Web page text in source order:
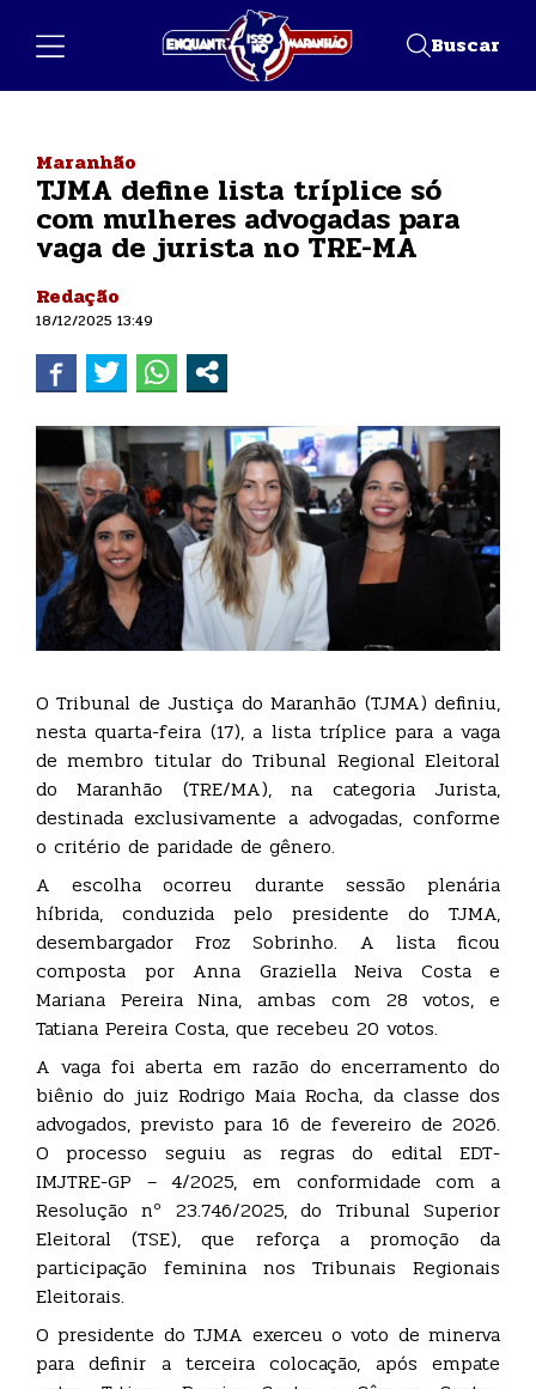
Buscar
Maranhão
TJMA define lista tríplice só
com mulheres advogadas para
vaga de jurista no TRE-MA
Redação
18/12/2025 13:49
O Tribunal de Justiça do Maranhão (TJMA) definiu,
nesta quarta-feira (17), a lista tríplice para a vaga
de membro titular do Tribunal Regional Eleitoral
do Maranhão (TRE/MA), na categoria Jurista,
destinada exclusivamente a advogadas, conforme
o critério de paridade de gênero.
A escolha ocorreu durante sessão plenária
híbrida, conduzida pelo presidente do TJMA,
desembargador Froz Sobrinho. A lista ficou
composta por Anna Graziella Neiva Costa e
Mariana Pereira Nina, ambas com 28 votos, e
Tatiana Pereira Costa, que recebeu 20 votos.
A vaga foi aberta em razão do encerramento do
biênio do juiz Rodrigo Maia Rocha, da classe dos
advogados, previsto para 16 de fevereiro de 2026.
O processo seguiu as regras do edital EDT-
IMJTRE-GP – 4/2025, em conformidade com a
Resolução nº 23.746/2025, do Tribunal Superior
Eleitoral (TSE), que reforça a promoção da
participação feminina nos Tribunais Regionais
Eleitorais.
O presidente do TJMA exerceu o voto de minerva
para definir a terceira colocação, após empate